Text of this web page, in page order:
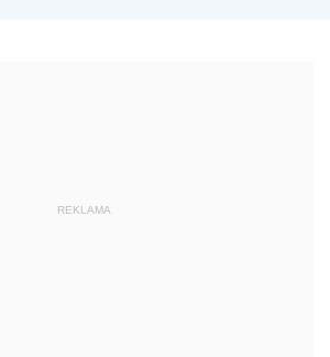
REKLAMA